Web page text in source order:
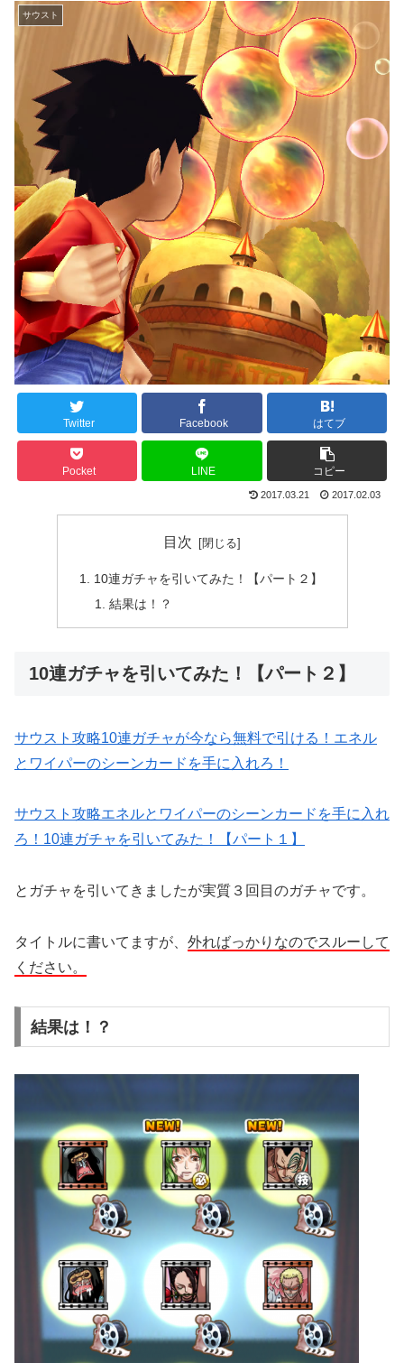
サウスト
Twitter Facebook はてブ
Pocket LINE コピー
2017.03.21 2017.02.03
目次
10連ガチャを引いてみた！【パート２】
結果は！？
10連ガチャを引いてみた！【パート２】
サウスト攻略10連ガチャが今なら無料で引ける！エネル
とワイパーのシーンカードを手に入れろ！
サウスト攻略エネルとワイパーのシーンカードを手に入れ
ろ！10連ガチャを引いてみた！【パート１】
とガチャを引いてきましたが実質３回目のガチャです。
タイトルに書いてますが、 外ればっかりなのでスルーして
ください。
結果は！？